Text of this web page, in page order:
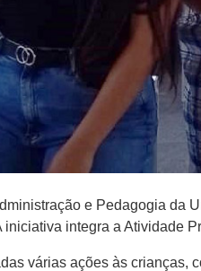
e Pedagogia da
iniciativa integra a Atividade
várias ações às crianças,